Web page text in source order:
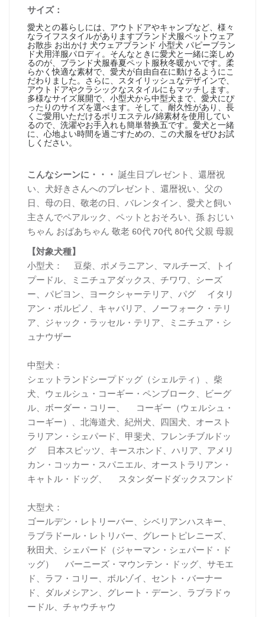
サイズ：
愛犬との暮らしには、アウトドアやキャンプなど、様々
なライフスタイルがありますブランド犬服ペットウェア
お散歩 お出かけ 犬ウェアブランド 小型犬 パピーブラン
ド犬用洋服パロディ。そんなときに愛犬と一緒に楽しめ
るのが、ブランド犬服春夏ペット服秋冬暖かいです。柔
らかく快適な素材で、愛犬が自由自在に動けるようにこ
だわりました。さらに、スタイリッシュなデザインで、
アウトドアやクラシックなスタイルにもマッチします。
多様なサイズ展開で、小型犬から中型犬まで、愛犬にぴ
ったりのサイズを選べます。そして、耐久性があり、長
くご愛用いただけるポリエステル/綿素材を使用してい
るので、洗濯やお手入れも簡単替换五です。愛犬と一緒
に、心地よい時間を過ごすための、この犬服をぜひお試
しください。
こんなシーンに・・・ 誕生日プレゼント、還暦祝
い、犬好きさんへのプレゼント、還暦祝い、父の
日、母の日、敬老の日、バレンタイン、愛犬と飼い
主さんでペアルック、ペットとおそろい、孫 おじい
ちゃん おばあちゃん 敬老 60代 70代 80代 父親 母親
【対象犬種】
小型犬： 豆柴、ポメラニアン、マルチーズ、トイ
プードル、ミニチュアダックス、チワワ、シーズ
ー、パピヨン、ヨークシャーテリア、パグ イタリ
アン・ボルピノ、キャバリア、ノーフォーク・テリ
ア、ジャック・ラッセル・テリア、ミニチュア・シ
ュナウザー
中型犬：
シェットランドシープドッグ（シェルティ）、柴
犬、ウェルシュ・コーギー・ペンブローク、ビーグ
ル、ボーダー・コリー、 コーギー（ウェルシュ・
コーギー）、北海道犬、紀州犬、四国犬、オースト
ラリアン・シェパード、甲斐犬、フレンチブルドッ
グ 日本スピッツ、キースホンド、ハリア、アメリ
カン・コッカー・スパニエル、オーストラリアン・
キャトル・ドッグ、 スタンダードダックスフンド
大型犬：
ゴールデン・レトリーバー、シベリアンハスキー、
ラブラドール・レトリバー、グレートピレニーズ、
秋田犬、シェパード（ジャーマン・シェパード・ド
ッグ） バーニーズ・マウンテン・ドッグ、サモエ
ド、ラフ・コリー、ボルゾイ、セント・バーナー
ド、ダルメシアン、グレート・デーン、ラブラドゥ
ードル、チャウチャウ